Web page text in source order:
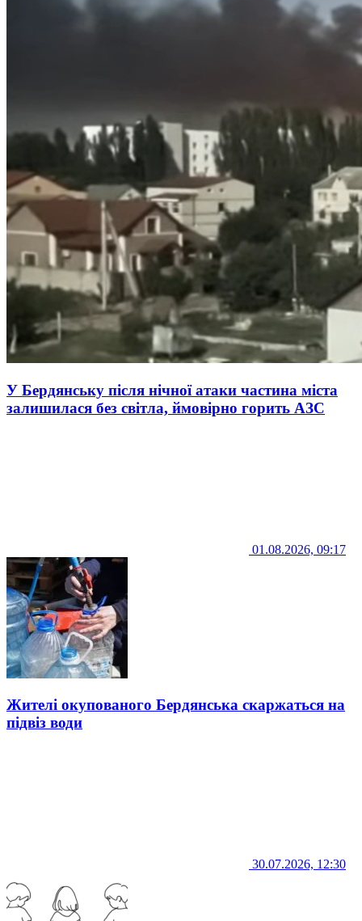
У Бердянську після нічної атаки частина міста
залишилася без світла, ймовірно горить АЗС
01.08.2026, 09:17
Жителі окупованого Бердянська скаржаться на
підвіз води
30.07.2026, 12:30